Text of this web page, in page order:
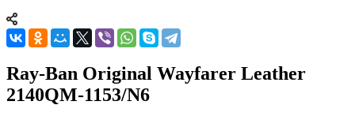
Ray-Ban Original Wayfarer Leather
2140QM-1153/N6